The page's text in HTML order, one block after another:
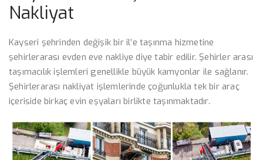
Nakliyat
Kayseri şehrinden değişik bir il’e taşınma hizmetine
şehirlerarası evden eve nakliye diye tabir edilir. Şehirler arası
taşımacılık işlemleri genellikle büyük kamyonlar ile sağlanır.
Şehirlerarası nakliyat işlemlerinde çoğunlukla tek bir araç
içeriside birkaç evin eşyaları birlikte taşınmaktadır.